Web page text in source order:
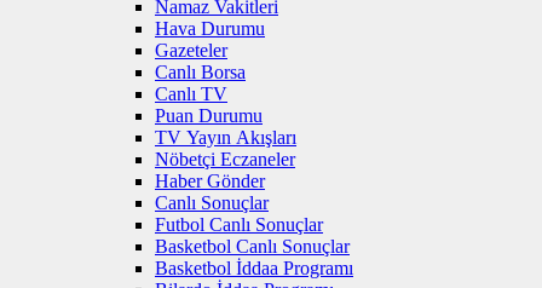
Namaz Vakitleri
Hava Durumu
Gazeteler
Canlı Borsa
Canlı TV
Puan Durumu
TV Yayın Akışları
Nöbetçi Eczaneler
Haber Gönder
Canlı Sonuçlar
Futbol Canlı Sonuçlar
Basketbol Canlı Sonuçlar
Basketbol İddaa Programı